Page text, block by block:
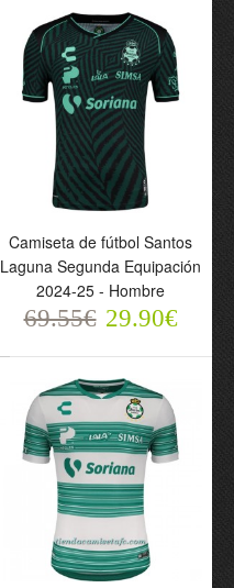
Santos Laguna Segunda
Equipación 2024-25 -
Hombre
69.55€ 29.90€
Camiseta de fútbol Santos
Laguna Segunda Equipación
2024-25 - Hombre
69.55€ 29.90€